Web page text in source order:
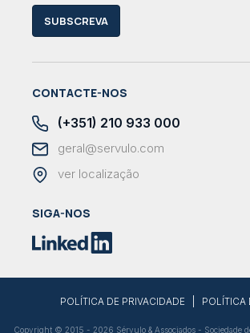
SUBSCREVA
CONTACTE-NOS
(+351) 210 933 000
geral@servulo.com
ver localização
SIGA-NOS
POLÍTICA DE PRIVACIDADE POLÍTICA
Copyright © 2015 - 2026 Sérvulo & Associados - Sociedade